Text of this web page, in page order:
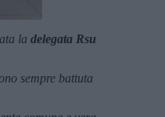
la delegata Rsu
sempre battuta